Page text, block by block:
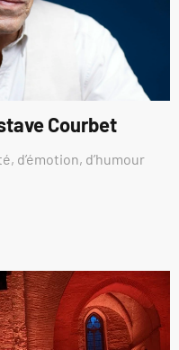
Courbet
d’émotion, d’humour